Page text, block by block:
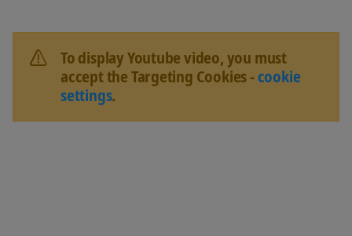
To display Youtube video, you must
accept the Targeting Cookies -cookie
settings.